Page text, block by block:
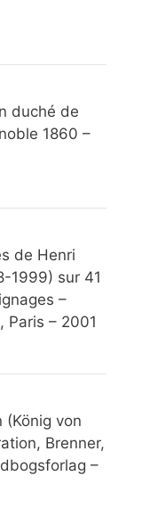
duché de
1860 –
de Henri
1999) sur 41
–
Paris – 2001
(König von
Brenner,
–